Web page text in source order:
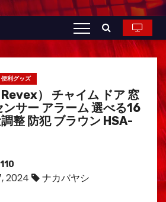
便利グッズ
） チャイム ドア 窓
サー アラーム 選べる16
整 防犯 ブラウン HSA-
2024 ナカバヤシ